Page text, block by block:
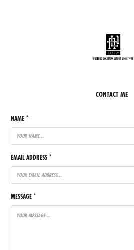
CONTACT ME
NAME *
EMAIL ADDRESS *
MESSAGE *